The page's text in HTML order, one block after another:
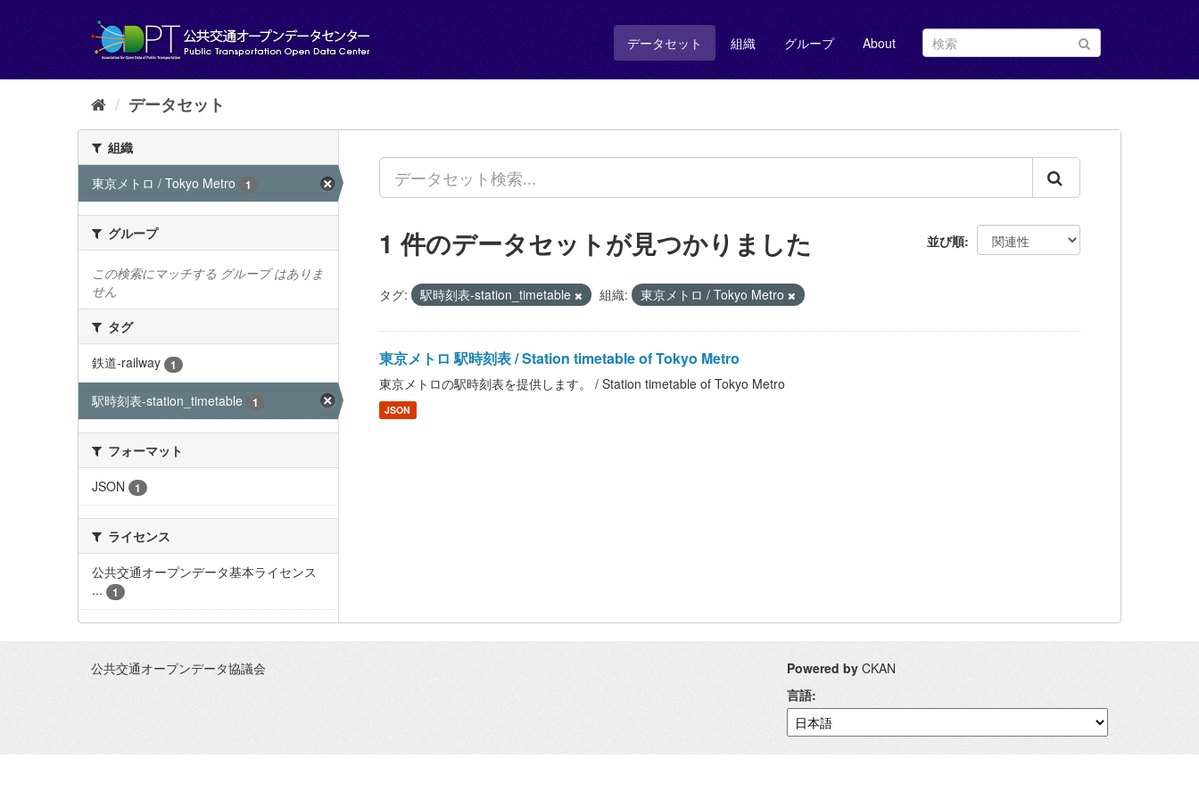
し
データセット 組織 グループ About
データセット
組織
東京メトロ / Tokyo Metro
1
グループ
この検索にマッチする グループ はありま
せん
タグ
鉄道-railway
1
駅時刻表-station_timetable 1
フォーマット
JSON
1
ライセンス
公共交通オープンデータ基本ライセンス
...
1
並び順
1 件のデータセットが見つかりました
タグ: 駅時刻表-station_timetable 組織: 東京メトロ / Tokyo Metro
東京メトロ 駅時刻表 / Station timetable of Tokyo Metro
東京メトロの駅時刻表を提供します。 / Station timetable of Tokyo Metro
JSON
公共交通オープンデータ協議会 Powered by CKAN
言語